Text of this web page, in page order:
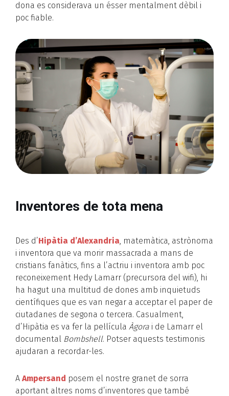
dona es considerava un ésser mentalment dèbil i
poc fiable.
Inventores de tota mena
Des d’Hipàtia d’Alexandria, matemàtica, astrònoma
i inventora que va morir massacrada a mans de
cristians fanàtics, fins a l’actriu i inventora amb poc
reconeixement Hedy Lamarr (precursora del wifi), hi
ha hagut una multitud de dones amb inquietuds
científiques que es van negar a acceptar el paper de
ciutadanes de segona o tercera. Casualment,
d’Hipàtia es va fer la pel·lícula Àgora i de Lamarr el
documental Bombshell. Potser aquests testimonis
ajudaran a recordar-les.
A Ampersand posem el nostre granet de sorra
aportant altres noms d’inventores que també